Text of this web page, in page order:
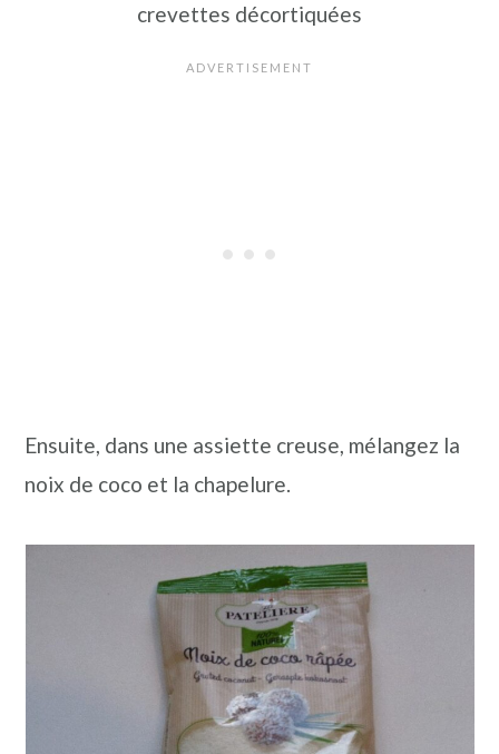
crevettes décortiquées
Ensuite, dans une assiette creuse, mélangez la
noix de coco et la chapelure.